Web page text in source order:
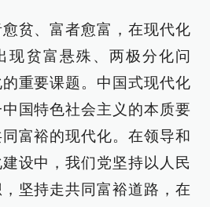
贫、富者愈富，在现代化
现贫富悬殊、两极分化问
重要课题。中国式现代化
国特色社会主义的本质要
富裕的现代化。在领导和
设中，我们党坚持以人民
坚持走共同富裕道路，在